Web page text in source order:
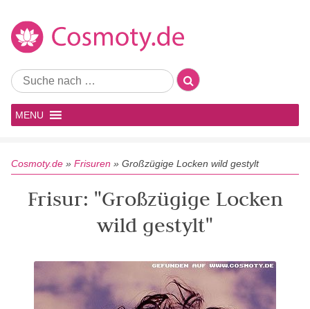
MENU
Cosmoty.de » Frisuren » Großzügige Locken wild gestylt
Frisur: "Großzügige Locken
wild gestylt"